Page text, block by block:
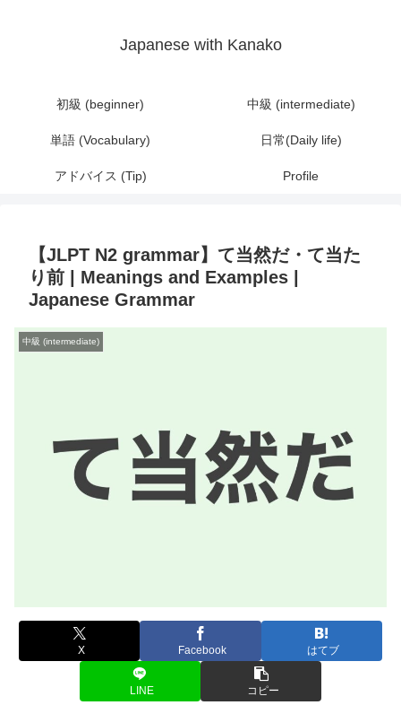
Japanese with Kanako
初級 (beginner) 中級 (intermediate)
単語 (Vocabulary) 日常(Daily life)
アドバイス (Tip) Profile
【JLPT N2 grammar】て当然だ・て当た
り前 | Meanings and Examples |
Japanese Grammar
中級 (intermediate)
X Facebook はてブ
LINE コピー